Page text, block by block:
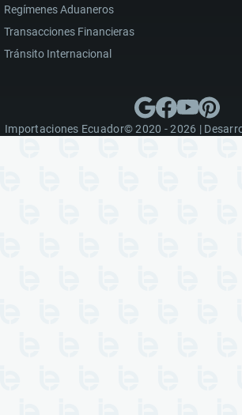
Regímenes Aduaneros
Transacciones Financieras
Tránsito Internacional
Importaciones Ecuador© 2020 - 2026 |